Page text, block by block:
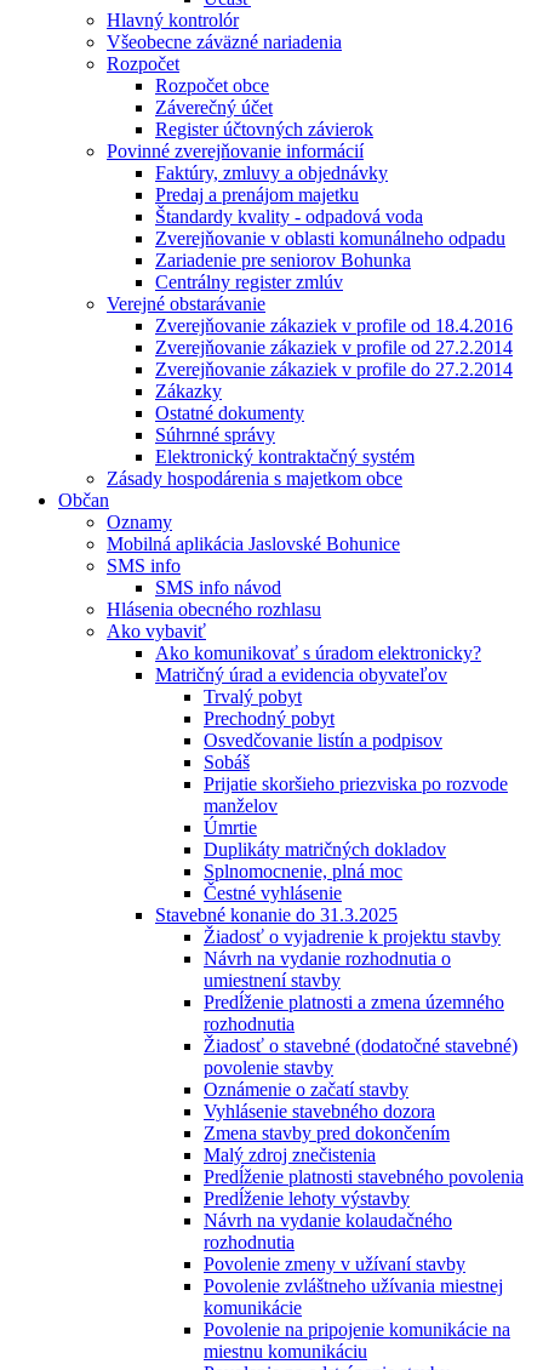
Hlavný kontrolór
Všeobecne záväzné nariadenia
Rozpočet
Rozpočet obce
Záverečný účet
Register účtovných závierok
Povinné zverejňovanie informácií
Faktúry, zmluvy a objednávky
Predaj a prenájom majetku
Štandardy kvality - odpadová voda
Zverejňovanie v oblasti komunálneho odpadu
Zariadenie pre seniorov Bohunka
Centrálny register zmlúv
Verejné obstarávanie
Zverejňovanie zákaziek v profile od 18.4.2016
Zverejňovanie zákaziek v profile od 27.2.2014
Zverejňovanie zákaziek v profile do 27.2.2014
Zákazky
Ostatné dokumenty
Súhrnné správy
Elektronický kontraktačný systém
Zásady hospodárenia s majetkom obce
Občan
Oznamy
Mobilná aplikácia Jaslovské Bohunice
SMS info
SMS info návod
Hlásenia obecného rozhlasu
Ako vybaviť
Ako komunikovať s úradom elektronicky?
Matričný úrad a evidencia obyvateľov
Trvalý pobyt
Prechodný pobyt
Osvedčovanie listín a podpisov
Sobáš
Prijatie skoršieho priezviska po rozvode
manželov
Úmrtie
Duplikáty matričných dokladov
Splnomocnenie, plná moc
Čestné vyhlásenie
Stavebné konanie do 31.3.2025
Žiadosť o vyjadrenie k projektu stavby
Návrh na vydanie rozhodnutia o
umiestnení stavby
Predĺženie platnosti a zmena územného
rozhodnutia
Žiadosť o stavebné (dodatočné stavebné)
povolenie stavby
Oznámenie o začatí stavby
Vyhlásenie stavebného dozora
Zmena stavby pred dokončením
Malý zdroj znečistenia
Predĺženie platnosti stavebného povolenia
Predĺženie lehoty výstavby
Návrh na vydanie kolaudačného
rozhodnutia
Povolenie zmeny v užívaní stavby
Povolenie zvláštneho užívania miestnej
komunikácie
Povolenie na pripojenie komunikácie na
miestnu komunikáciu